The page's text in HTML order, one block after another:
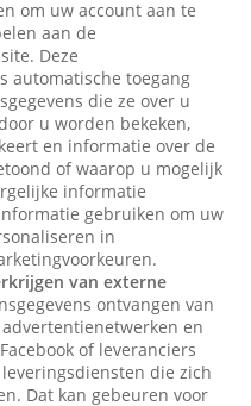
om uw account aan te
aan de
Deze
automatische toegang
die ze over u
u worden bekeken,
en informatie over de
of waarop u mogelijk
informatie
gebruiken om uw
in
van externe
ontvangen van
en
of leveranciers
die zich
Dat kan gebeuren voor